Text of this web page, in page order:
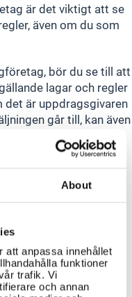
About
att anpassa innehållet
funktioner
trafik. Vi
och annan
är det viktigt att se
även om du som
bör du se till att
lagar och regler
det är uppdragsgivaren
går till, kan även
ansvar om
felaktig eller
foretag/olika-